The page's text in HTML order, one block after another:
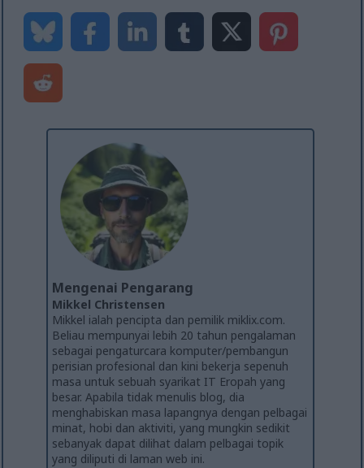
Mengenai Pengarang
Mikkel Christensen
Mikkel ialah pencipta dan pemilik miklix.com.
Beliau mempunyai lebih 20 tahun pengalaman
sebagai pengaturcara komputer/pembangun
perisian profesional dan kini bekerja sepenuh
masa untuk sebuah syarikat IT Eropah yang
besar. Apabila tidak menulis blog, dia
menghabiskan masa lapangnya dengan pelbagai
minat, hobi dan aktiviti, yang mungkin sedikit
sebanyak dapat dilihat dalam pelbagai topik
yang diliputi di laman web ini.